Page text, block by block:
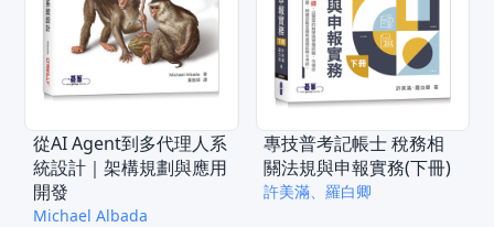
從AI Agent到多代理人系
統設計｜架構規劃與應用
開發
Michael Albada
專技普考記帳士 稅務相
關法規與申報實務(下冊)
許美滿、羅白卿